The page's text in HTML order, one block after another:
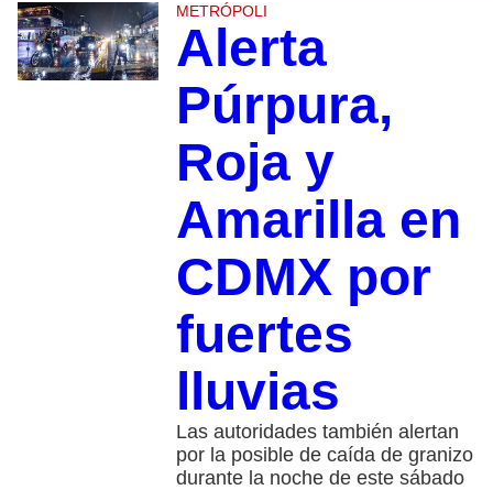
METRÓPOLI
Alerta
Púrpura,
Roja y
Amarilla en
CDMX por
fuertes
lluvias
Las autoridades también alertan
por la posible de caída de granizo
durante la noche de este sábado